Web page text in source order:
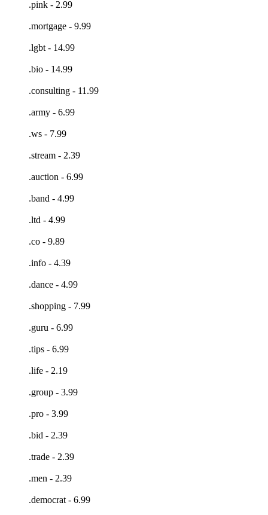
.pink - 2.99
.mortgage - 9.99
.lgbt - 14.99
.bio - 14.99
.consulting - 11.99
.army - 6.99
.ws - 7.99
.stream - 2.39
.auction - 6.99
.band - 4.99
.ltd - 4.99
.co - 9.89
.info - 4.39
.dance - 4.99
.shopping - 7.99
.guru - 6.99
.tips - 6.99
.life - 2.19
.group - 3.99
.pro - 3.99
.bid - 2.39
.trade - 2.39
.men - 2.39
.democrat - 6.99